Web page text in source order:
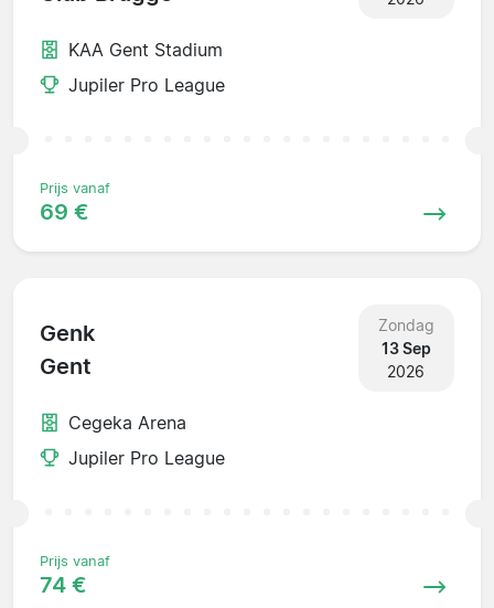
KAA Gent Stadium
Jupiler Pro League
Prijs vanaf
69 €
Genk
Gent
Zondag
13 Sep
2026
Cegeka Arena
Jupiler Pro League
Prijs vanaf
74 €